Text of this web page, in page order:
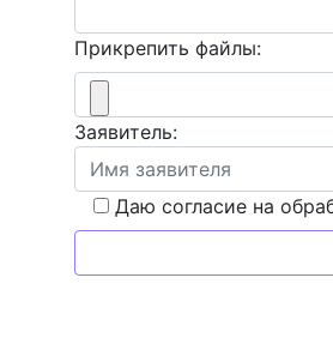
Прикрепить файлы:
Заявитель:
Даю согласие на